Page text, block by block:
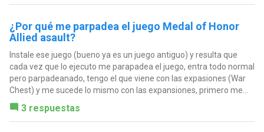
¿Por qué me parpadea el juego Medal of Honor
Allied asault?
Instale ese juego (bueno ya es un juego antiguo) y resulta que
cada vez que lo ejecuto me parapadea el juego, entra todo normal
pero parpadeanado, tengo el que viene con las expasiones (War
Chest) y me sucede lo mismo con las expansiones, primero me...
3 respuestas